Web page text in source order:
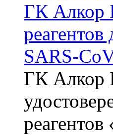
ГК Алкор
SARS-
ГК Алкор